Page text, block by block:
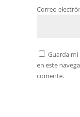
Correo
Guarda
en este
comente.